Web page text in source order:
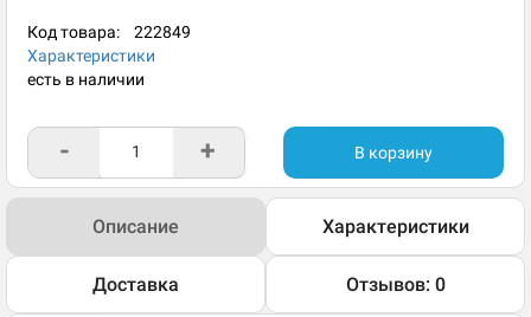
Код товара: 222849
Характеристики
есть в наличии
- + В корзину
Описание Характеристики
Доставка Отзывов: 0